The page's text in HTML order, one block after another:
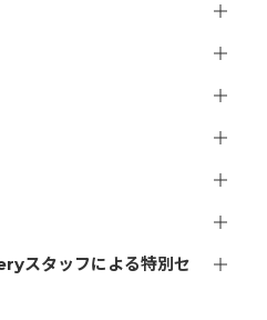
スタッフによる特別セ